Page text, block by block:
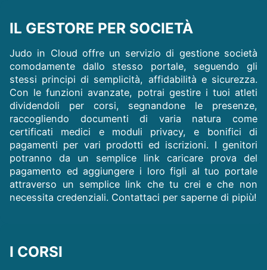
IL GESTORE PER SOCIETÀ
Judo in Cloud offre un servizio di gestione società
comodamente dallo stesso portale, seguendo gli
stessi principi di semplicità, affidabilità e sicurezza.
Con le funzioni avanzate, potrai gestire i tuoi atleti
dividendoli per corsi, segnandone le presenze,
raccogliendo documenti di varia natura come
certificati medici e moduli privacy, e bonifici di
pagamenti per vari prodotti ed iscrizioni. I genitori
potranno da un semplice link caricare prova del
pagamento ed aggiungere i loro figli al tuo portale
attraverso un semplice link che tu crei e che non
necessita credenziali. Contattaci per saperne di pipiù!
I CORSI